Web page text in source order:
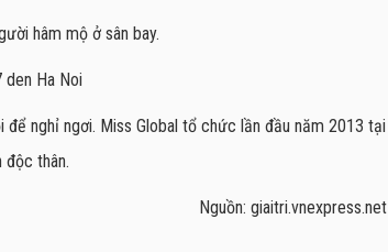
hâm mộ ở sân bay.
nghỉ ngơi. Miss Global tổ chức lần đầu năm 2013 tại
độc thân.
Nguồn: giaitri.vnexpress.net